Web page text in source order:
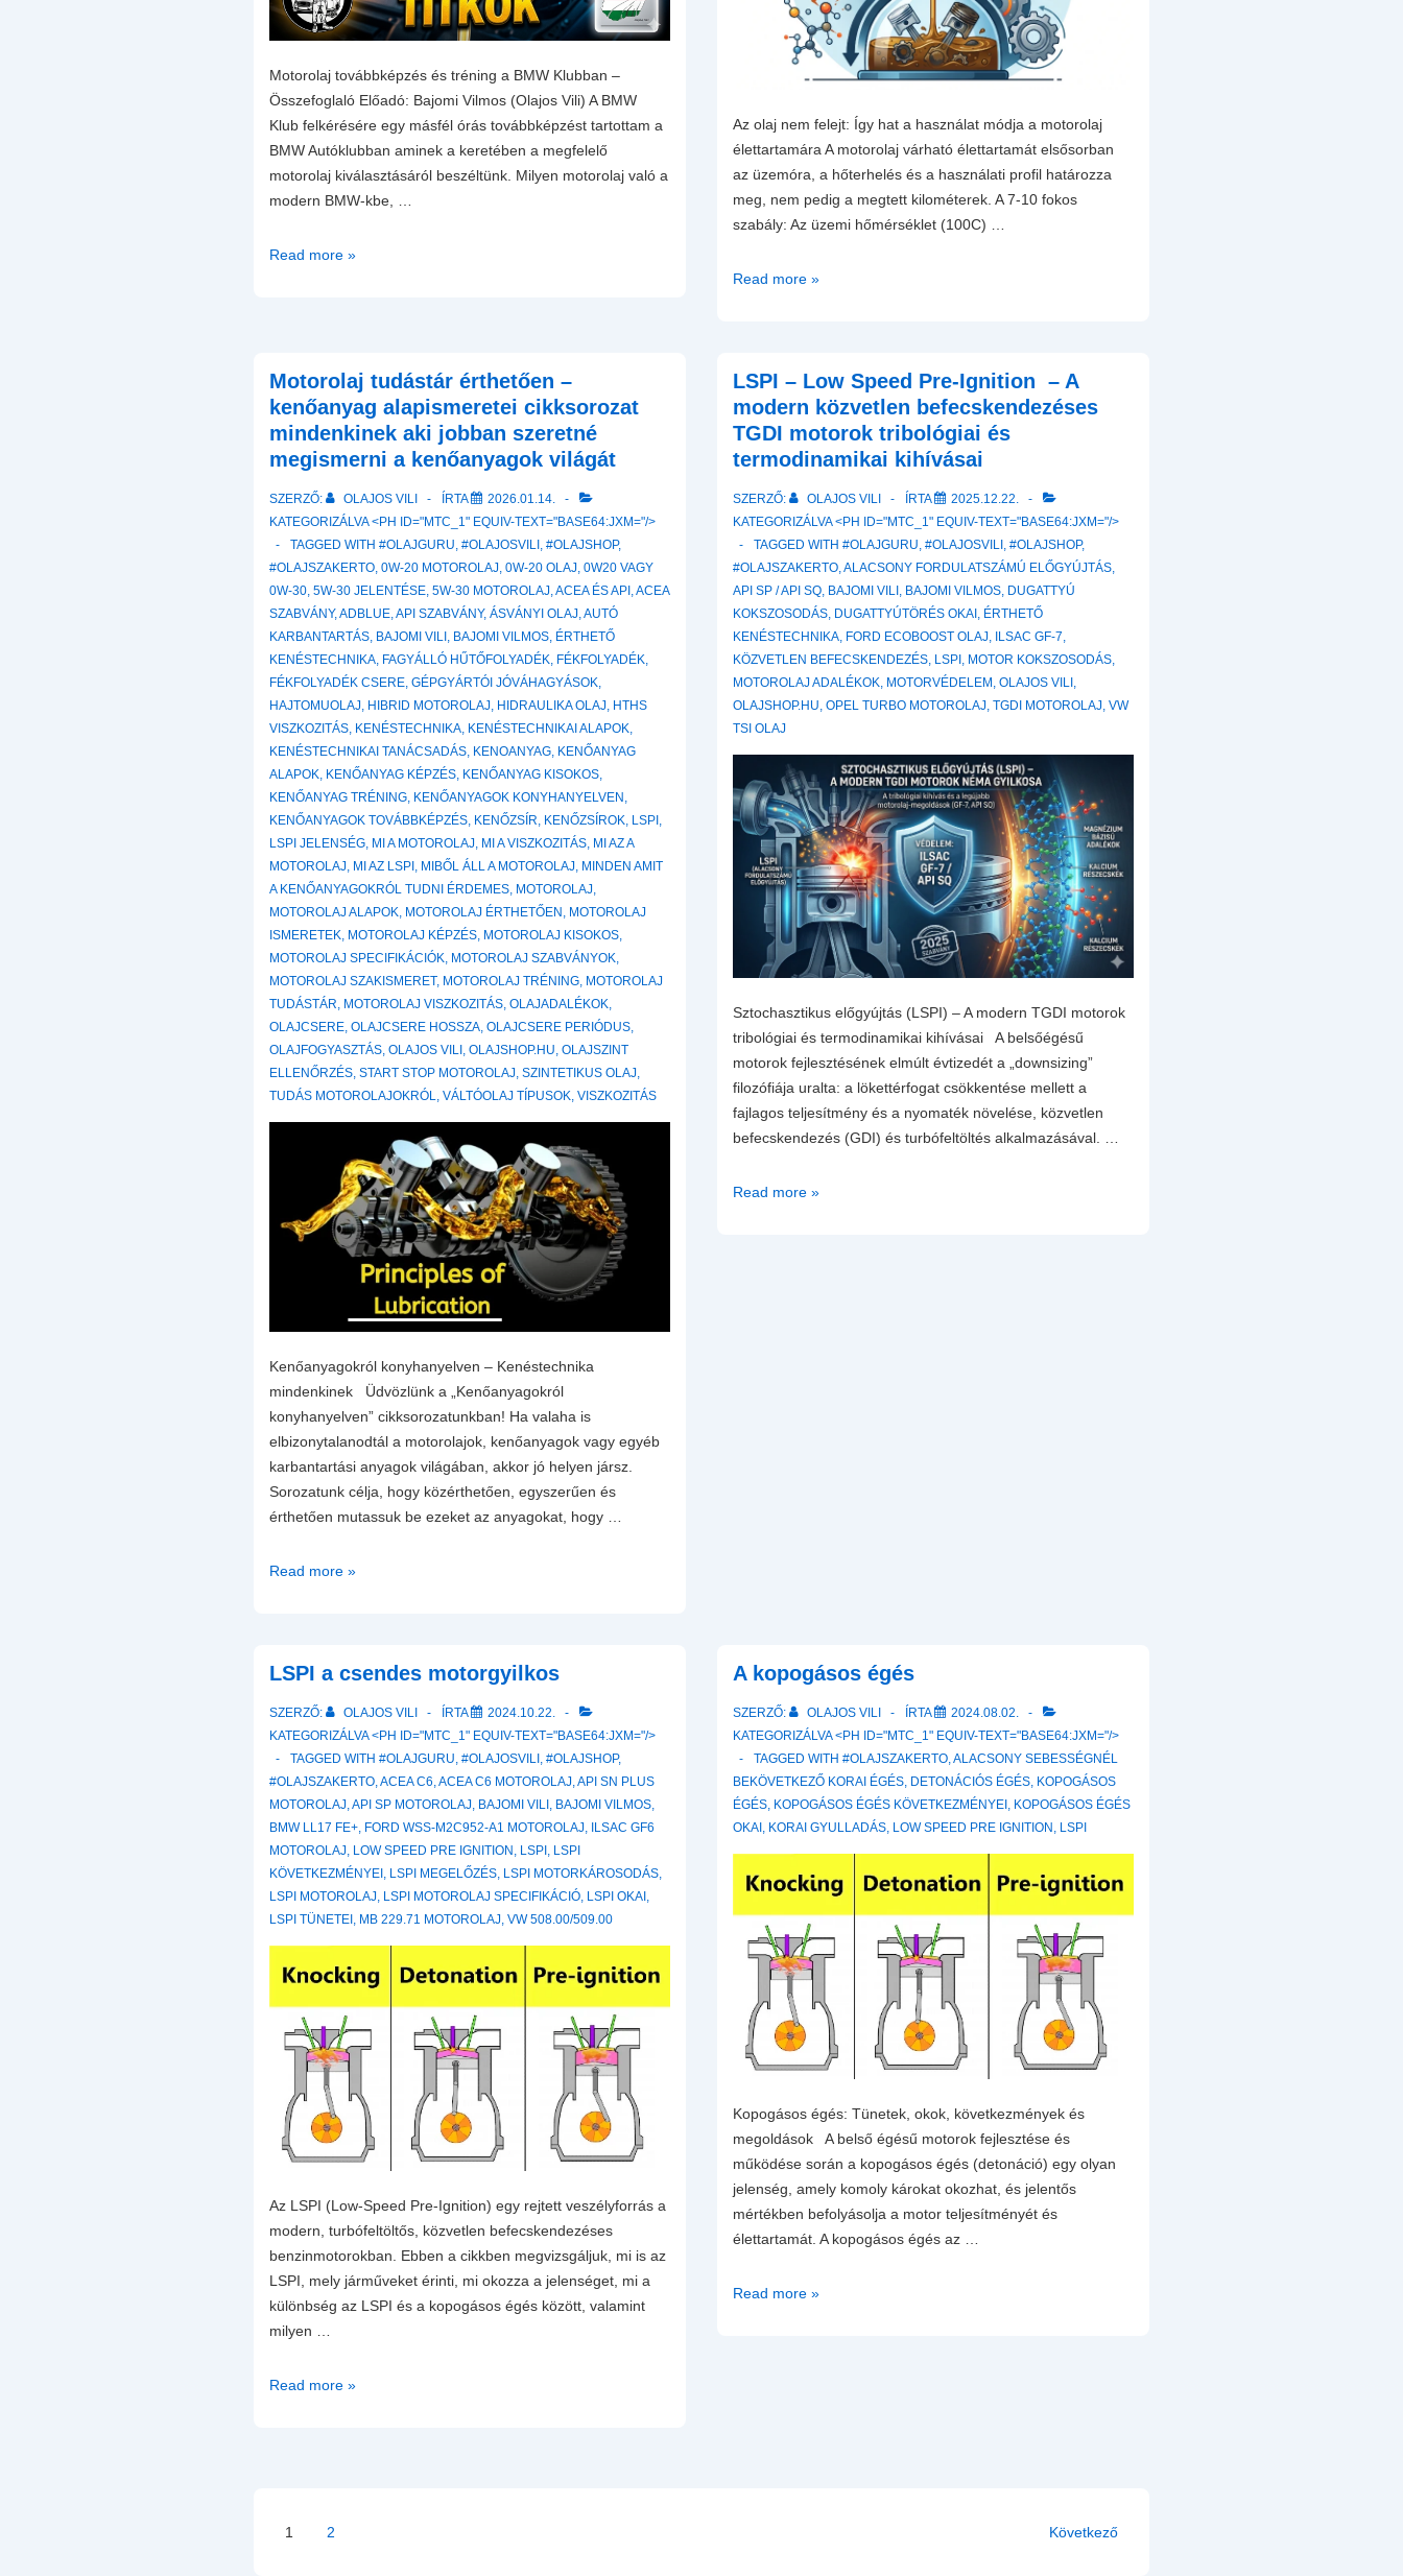
Motorolaj továbbképzés és tréning a BMW Klubban –
Összefoglaló Előadó: Bajomi Vilmos (Olajos Vili) A BMW
Klub felkérésére egy másfél órás továbbképzést tartottam a
BMW Autóklubban aminek a keretében a megfelelő
motorolaj kiválasztásáról beszéltünk. Milyen motorolaj való a
modern BMW-kbe, …
BMW
a
Longlife
szabványokról,
az
ről
és
olajokról
tudni
kell
(
Read more »
Az olaj nem felejt: Így hat a használat módja a motorolaj
élettartamára A motorolaj várható élettartamát elsősorban
az üzemóra, a hőterhelés és a használati profil határozza
meg, nem pedig a megtett kilométerek. A 7-10 fokos
szabály: Az üzemi hőmérséklet (100C) …
Az
A
használati
mód
és
kémiai
„homokóra”
Read more »
Motorolaj tudástár érthetően –
kenőanyag alapismeretei cikksorozat
mindenkinek aki jobban szeretné
megismerni a kenőanyagok világát
SZERZŐ: OLAJOS VILI ÍRTA
2026.01.14.
KATEGORIZÁLVA <PH ID="MTC_1" EQUIV-TEXT="BASE64:JXM="/>
TAGGED WITH#OLAJGURU,#OLAJOSVILI ,#OLAJSHOP,
#OLAJSZAKERTO,0W-20 MOTOROLAJ,0W-20 OLAJ,0W20 VAGY
0W-30,5W-30 JELENTÉSE,5W-30 MOTOROLAJ,ACEA ÉS API ,ACEA
SZABVÁNY,ADBLUE,API SZABVÁNY,ÁSVÁNYI OLAJ,AUTÓ
KARBANTARTÁS, BAJOMI VILI , BAJOMI VILMOS, ÉRTHETŐ
KENÉSTECHNIKA, FAGYÁLLÓ HŰTŐFOLYADÉK, FÉKFOLYADÉK,
FÉKFOLYADÉK CSERE,GÉPGYÁRTÓI JÓVÁHAGYÁSOK,
HAJTOMUOLAJ, HIBRID MOTOROLAJ, HIDRAULIKA OLAJ, HTHS
VISZKOZITÁS, KENÉSTECHNIKA, KENÉSTECHNIKAI ALAPOK,
KENÉSTECHNIKAI TANÁCSADÁS, KENOANYAG, KENŐANYAG
ALAPOK, KENŐANYAG KÉPZÉS, KENŐANYAG KISOKOS,
KENŐANYAG TRÉNING, KENŐANYAGOK KONYHANYELVEN ,
KENŐANYAGOK TOVÁBBKÉPZÉS, KENŐZSÍR, KENŐZSÍROK, LSPI ,
LSPI JELENSÉG, MI A MOTOROLAJ, MI A VISZKOZITÁS, MI AZ A
MOTOROLAJ, MI AZ LSPI , MIBŐL ÁLL A MOTOROLAJ, MINDEN AMIT
A KENŐANYAGOKRÓL TUDNI ÉRDEMES, MOTOROLAJ,
MOTOROLAJ ALAPOK, MOTOROLAJ ÉRTHETŐEN , MOTOROLAJ
ISMERETEK, MOTOROLAJ KÉPZÉS, MOTOROLAJ KISOKOS,
MOTOROLAJ SPECIFIKÁCIÓK, MOTOROLAJ SZABVÁNYOK,
MOTOROLAJ SZAKISMERET, MOTOROLAJ TRÉNING, MOTOROLAJ
TUDÁSTÁR, MOTOROLAJ VISZKOZITÁS,OLAJADALÉKOK,
OLAJCSERE,OLAJCSERE HOSSZA,OLAJCSERE PERIÓDUS,
OLAJFOGYASZTÁS,OLAJOS VILI ,OLAJSHOP.HU,OLAJSZINT
ELLENŐRZÉS,START STOP MOTOROLAJ,SZINTETIKUS OLAJ,
TUDÁS MOTOROLAJOKRÓL,VÁLTÓOLAJ TÍPUSOK,VISZKOZITÁS
Kenőanyagokról konyhanyelven – Kenéstechnika
mindenkinek Üdvözlünk a „Kenőanyagokról
konyhanyelven” cikksorozatunkban! Ha valaha is
elbizonytalanodtál a motorolajok, kenőanyagok vagy egyéb
karbantartási anyagok világában, akkor jó helyen jársz.
Sorozatunk célja, hogy közérthetően, egyszerűen és
érthetően mutassuk be ezeket az anyagokat, hogy …
Motorolaj
kenőanyag
cikksorozat
mindenkinek
szeretné
megismerni
a
kenőanyagok
világát
Read more »
LSPI – Low Speed Pre-Ignition – A
modern közvetlen befecskendezéses
TGDI motorok tribológiai és
termodinamikai kihívásai
SZERZŐ: OLAJOS VILI ÍRTA
2025.12.22.
KATEGORIZÁLVA <PH ID="MTC_1" EQUIV-TEXT="BASE64:JXM="/>
TAGGED WITH #OLAJGURU, #OLAJOSVILI , #OLAJSHOP,
#OLAJSZAKERTO,ALACSONY FORDULATSZÁMÚ ELŐGYÚJTÁS,
API SP / API SQ, BAJOMI VILI , BAJOMI VILMOS, DUGATTYÚ
KOKSZOSODÁS, DUGATTYÚTÖRÉS OKAI , ÉRTHETŐ
KENÉSTECHNIKA, FORD ECOBOOST OLAJ, ILSAC GF-7,
KÖZVETLEN BEFECSKENDEZÉS, LSPI , MOTOR KOKSZOSODÁS,
MOTOROLAJ ADALÉKOK, MOTORVÉDELEM , OLAJOS VILI ,
OLAJSHOP.HU, OPEL TURBO MOTOROLAJ, TGDI MOTOROLAJ, VW
TSI OLAJ
Sztochasztikus előgyújtás (LSPI) – A modern TGDI motorok
tribológiai és termodinamikai kihívásai A belsőégésű
motorok fejlesztésének elmúlt évtizedét a „downsizing”
filozófiája uralta: a lökettérfogat csökkentése mellett a
fajlagos teljesítmény és a nyomaték növelése, közvetlen
befecskendezés (GDI) és turbófeltöltés alkalmazásával. …
LSPI
Read more »
LSPI a csendes motorgyilkos
SZERZŐ: OLAJOS VILI ÍRTA
2024.10.22.
KATEGORIZÁLVA <PH ID="MTC_1" EQUIV-TEXT="BASE64:JXM="/>
TAGGED WITH#OLAJGURU,#OLAJOSVILI ,#OLAJSHOP,
#OLAJSZAKERTO,ACEA C6,ACEA C6 MOTOROLAJ,API SN PLUS
MOTOROLAJ,API SP MOTOROLAJ, BAJOMI VILI , BAJOMI VILMOS,
BMW LL17 FE+, FORD WSS-M2C952-A1 MOTOROLAJ, ILSAC GF6
MOTOROLAJ, LOW SPEED PRE IGNITION , LSPI , LSPI
KÖVETKEZMÉNYEI , LSPI MEGELŐZÉS, LSPI MOTORKÁROSODÁS,
LSPI MOTOROLAJ, LSPI MOTOROLAJ SPECIFIKÁCIÓ, LSPI OKAI ,
LSPI TÜNETEI , MB 229.71 MOTOROLAJ,VW 508.00/509.00
Az LSPI (Low-Speed Pre-Ignition) egy rejtett veszélyforrás a
modern, turbófeltöltős, közvetlen befecskendezéses
benzinmotorokban. Ebben a cikkben megvizsgáljuk, mi is az
LSPI, mely járműveket érinti, mi okozza a jelenséget, mi a
különbség az LSPI és a kopogásos égés között, valamint
milyen …
LSPI
Read more »
A kopogásos égés
SZERZŐ: OLAJOS VILI ÍRTA
2024.08.02.
KATEGORIZÁLVA <PH ID="MTC_1" EQUIV-TEXT="BASE64:JXM="/>
TAGGED WITH #OLAJSZAKERTO,ALACSONY SEBESSÉGNÉL
BEKÖVETKEZŐ KORAI ÉGÉS, DETONÁCIÓS ÉGÉS, KOPOGÁSOS
ÉGÉS, KOPOGÁSOS ÉGÉS KÖVETKEZMÉNYEI , KOPOGÁSOS ÉGÉS
OKAI , KORAI GYULLADÁS, LOW SPEED PRE IGNITION , LSPI
Kopogásos égés: Tünetek, okok, következmények és
megoldások A belső égésű motorok fejlesztése és
működése során a kopogásos égés (detonáció) egy olyan
jelenség, amely komoly károkat okozhat, és jelentős
mértékben befolyásolja a motor teljesítményét és
élettartamát. A kopogásos égés az …
A
Read more »
Bejegyzések
1 2 Következő